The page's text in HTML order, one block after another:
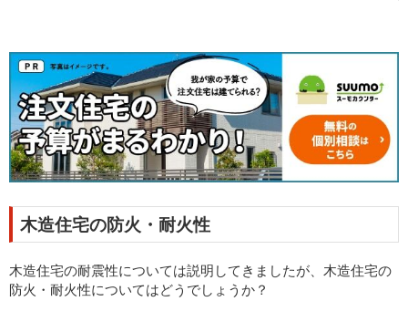
木造住宅の防火・耐火性
木造住宅の耐震性については説明してきましたが、木造住宅の
防火・耐火性についてはどうでしょうか？